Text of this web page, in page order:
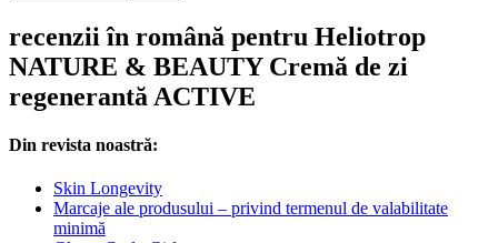
recenzii în română pentru Heliotrop
NATURE & BEAUTY Cremă de zi
regenerantă ACTIVE
Din revista noastră:
Skin Longevity
Marcaje ale produsului – privind termenul de valabilitate
minimă